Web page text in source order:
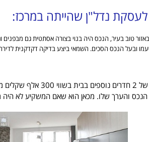
נדל"ן שהייתה במרכז:
טוב בעיר, הנכס היה בנוי בצורה אסתטית גם